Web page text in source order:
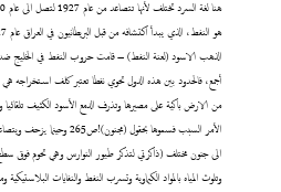
الذهب الاسود (لعنة النفط) – قامت حروب النفط في الخليج ضد
أجمع، فالحدود بين هذه الدول تحوي نفطا تعتبر كلف استخراجه
من الارض باكية على مصيرها وتذرف الدمع الأسود الكثيف
الى جنون مختلف (ذاكرتي لتذكر طيور النوارس وهي تحوم فوق
وتلوث المياه بالمواد الكيماوية وتسرب النفط والنفايات البلاستيكية